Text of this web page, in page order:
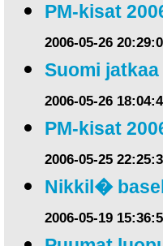
PM-kisat
2006-05-26
Suomi
2006-05-26
PM-kisat
2006-05-25
Nikkil�
2006-05-19